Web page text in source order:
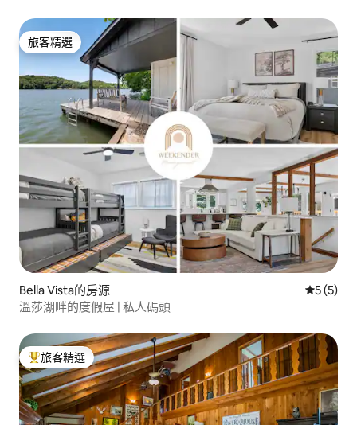
旅客精選
旅客精選
Bella Vista的房源 從 5 則評
5 (5)
溫莎湖畔的度假屋 | 私人碼頭
旅客精選榜首
旅客精選